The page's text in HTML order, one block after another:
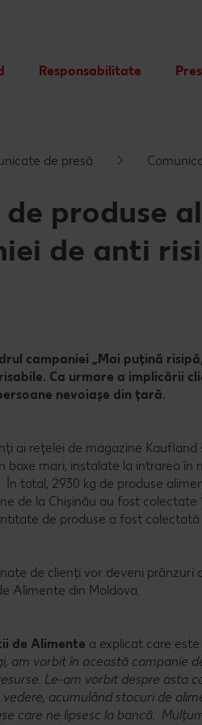
Responsabilitate
de presă
de produse
de anti
campaniei „Mai puțină
Ca urmare a implicării
nevoiașe din țară.
ai rețelei de magazine
boxe mari, instalate la intrarea
total, 2930 kg de produse
de la Chișinău au fost colectate
de produse a fost
de clienți vor deveni
Alimente din Moldova.
de Alimente a explicat care
am vorbit în această campanie
Le-am vorbit despre asta
acumulând stocuri de
care ne lipsesc la bancă.